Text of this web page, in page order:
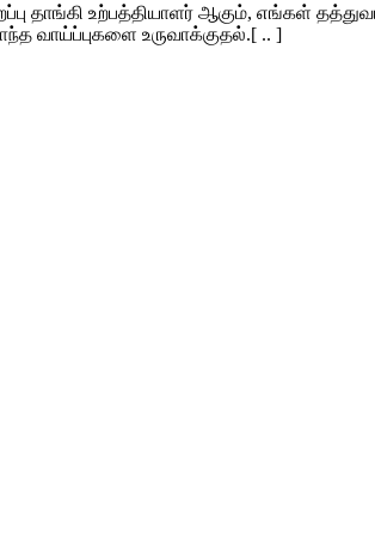
தாங்கி உற்பத்தியாளர் ஆகும், எங்கள்
வாய்ப்புகளை உருவாக்குதல்.[ .. ]